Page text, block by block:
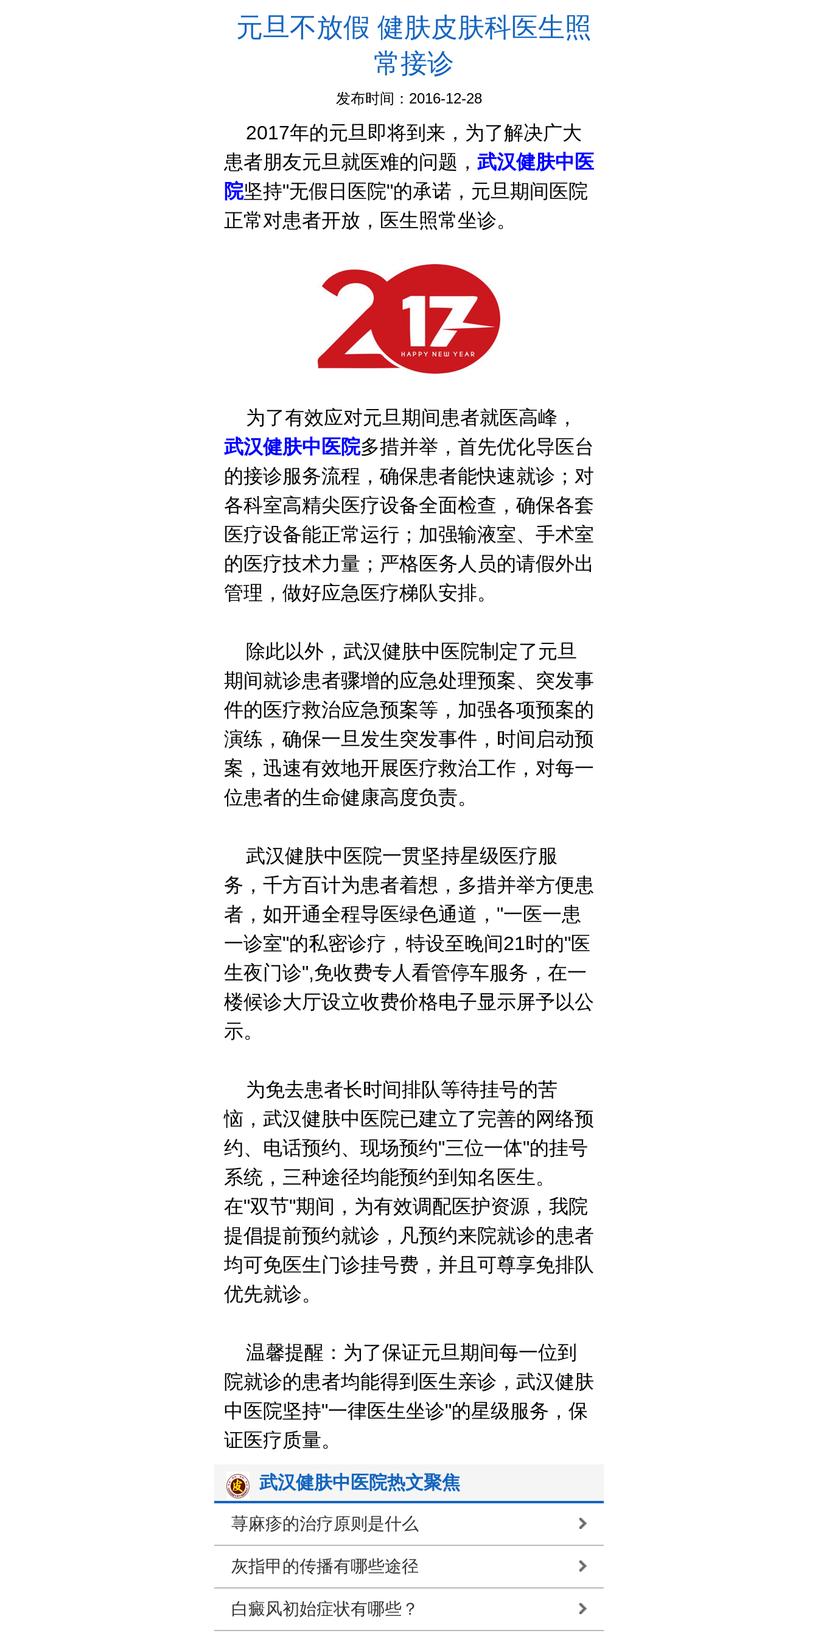
元旦不放假 健肤皮肤科医生照
常接诊
发布时间：2016-12-28
2017年的元旦即将到来，为了解决广大
患者朋友元旦就医难的问题， 武汉健肤中医
院坚持"无假日医院"的承诺，元旦期间医院
正常对患者开放，医生照常坐诊。
为了有效应对元旦期间患者就医高峰，
武汉健肤中医院多措并举，首先优化导医台
的接诊服务流程，确保患者能快速就诊；对
各科室高精尖医疗设备全面检查，确保各套
医疗设备能正常运行；加强输液室、手术室
的医疗技术力量；严格医务人员的请假外出
管理，做好应急医疗梯队安排。
除此以外，武汉健肤中医院制定了元旦
期间就诊患者骤增的应急处理预案、突发事
件的医疗救治应急预案等，加强各项预案的
演练，确保一旦发生突发事件，时间启动预
案，迅速有效地开展医疗救治工作，对每一
位患者的生命健康高度负责。
武汉健肤中医院一贯坚持星级医疗服
务，千方百计为患者着想，多措并举方便患
者，如开通全程导医绿色通道，"一医一患
一诊室"的私密诊疗，特设至晚间21时的"医
生夜门诊",免收费专人看管停车服务，在一
楼候诊大厅设立收费价格电子显示屏予以公
示。
为免去患者长时间排队等待挂号的苦
恼，武汉健肤中医院已建立了完善的网络预
约、电话预约、现场预约"三位一体"的挂号
系统，三种途径均能预约到知名医生。
在"双节"期间，为有效调配医护资源，我院
提倡提前预约就诊，凡预约来院就诊的患者
均可免医生门诊挂号费，并且可尊享免排队
优先就诊。
温馨提醒：为了保证元旦期间每一位到
院就诊的患者均能得到医生亲诊，武汉健肤
中医院坚持"一律医生坐诊"的星级服务，保
证医疗质量。
武汉健肤中医院热文聚焦
荨麻疹的治疗原则是什么
灰指甲的传播有哪些途径
白癜风初始症状有哪些？